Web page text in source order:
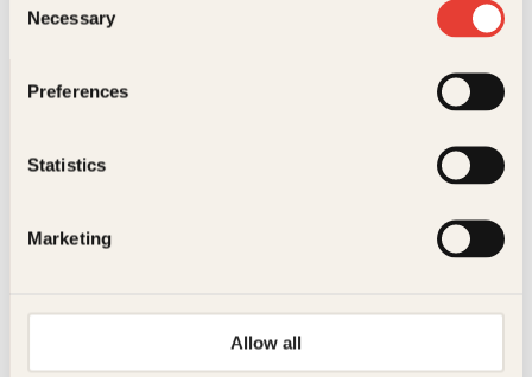
Selection
Necessary
Preferences
Statistics
Marketing
Allow all
Kontakt oss